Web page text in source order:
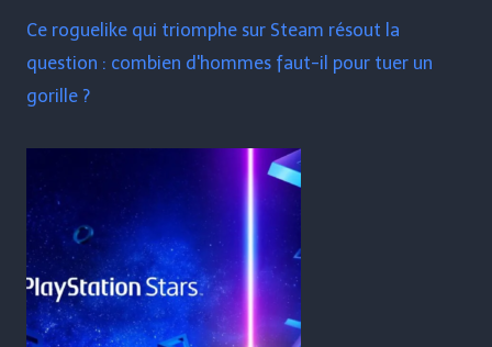
Ce roguelike qui triomphe sur Steam résout la
question : combien d'hommes faut-il pour tuer un
gorille ?